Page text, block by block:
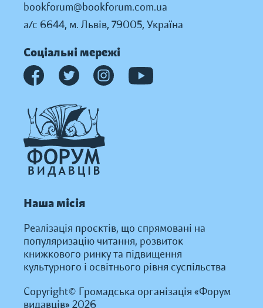
bookforum@bookforum.com.ua
а/с 6644, м. Львів, 79005, Україна
Соціальні мережі
Наша місія
Реалізація проєктів, що спрямовані на
популяризацію читання, розвиток
книжкового ринку та підвищення
культурного і освітнього рівня суспільства
Copyright© Громадська організація «Форум
видавців» 2026